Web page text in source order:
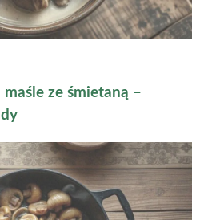
ze śmietaną –